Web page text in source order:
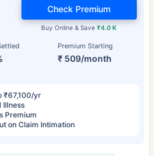
Premium Starting
₹ 509/month
Buy Online & Save₹4.0 K
Check Premium
₹67,100/yr
Illness
Premium
on Claim Intimation